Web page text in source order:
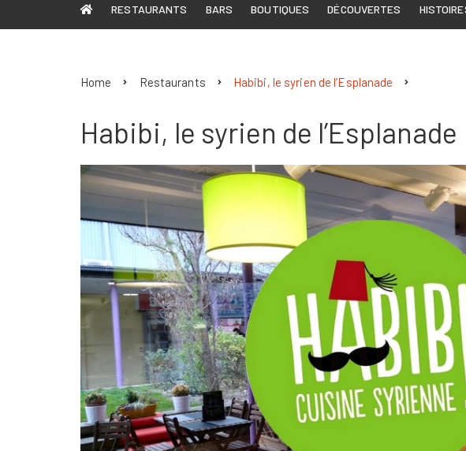
RESTAURANTS BARS BOUTIQUES DÉCOUVERTES
Home Restaurants Habibi, le syrien de l’Esplanade
Habibi, le syrien de l’Esplanade